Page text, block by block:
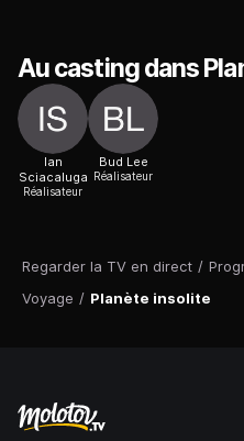
Regarder la TV en direct /
Voyage / Planète insolite
Au casting dans
Ian
Sciacaluga
Réalisateur
Bud Lee
Réalisateur